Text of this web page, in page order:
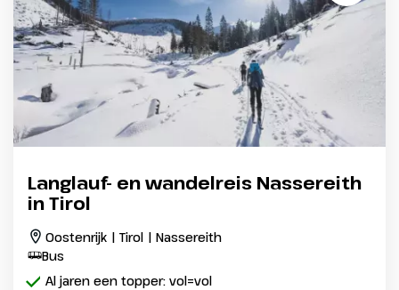
Langlauf- en wandelreis Nassereith
in Tirol
Oostenrijk | Tirol | Nassereith
Bus
Al jaren een topper: vol=vol